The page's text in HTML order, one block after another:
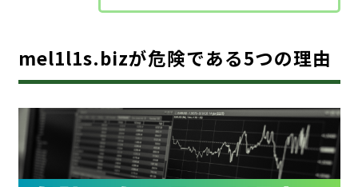
mel1l1s.bizが危険である5つの理由